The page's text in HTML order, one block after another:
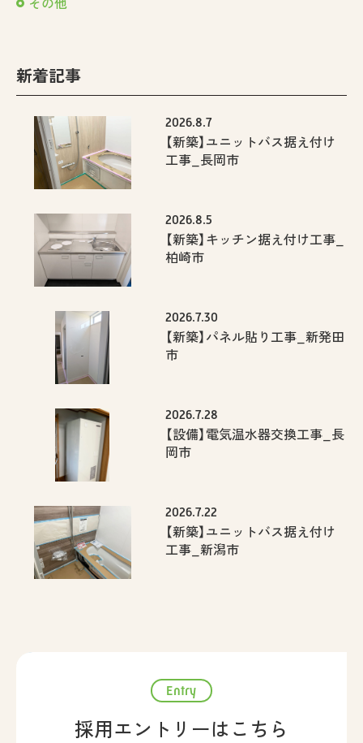
新着記事
2026.8.7
【新築】ユニットバス据え付け
工事_長岡市
2026.8.5
【新築】キッチン据え付け工事_
柏崎市
2026.7.30
【新築】パネル貼り工事_新発田
市
2026.7.28
【設備】電気温水器交換工事_長
岡市
2026.7.22
【新築】ユニットバス据え付け
工事_新潟市
Entry
採用エントリーはこちら